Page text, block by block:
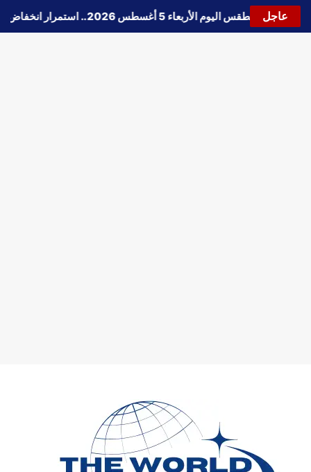
عاجل🔵 حالة الطقس اليوم الأربعاء 5 أغسطس 2026.. استمرار انخفاض الحرارة وتحذيرات من الشبورة واضطراب الملاحة